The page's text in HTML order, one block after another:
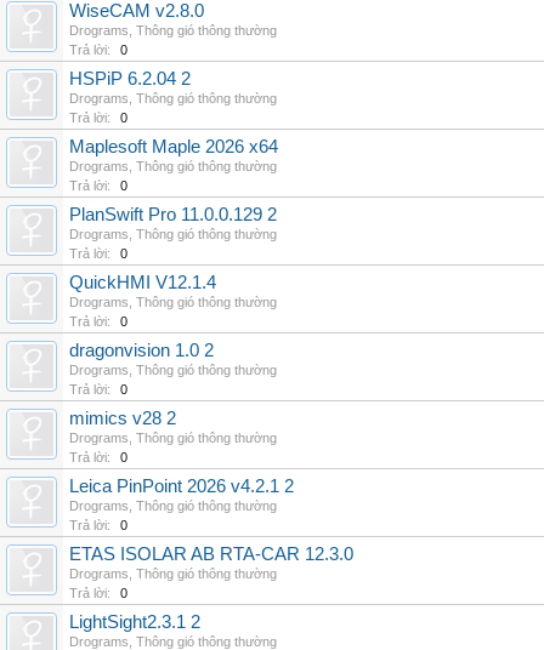
WiseCAM v2.8.0
Drograms Thông gió thông thường
Trả lời:
0
HSPiP 6.2.04 2
Drograms Thông gió thông thường
Trả lời:
0
Maplesoft Maple 2026 x64
Drograms Thông gió thông thường
Trả lời:
0
PlanSwift Pro 11.0.0.129 2
Drograms Thông gió thông thường
Trả lời:
0
QuickHMI V12.1.4
Drograms Thông gió thông thường
Trả lời:
0
dragonvision 1.0 2
Drograms Thông gió thông thường
Trả lời:
0
mimics v28 2
Drograms Thông gió thông thường
Trả lời:
0
Leica PinPoint 2026 v4.2.1 2
Drograms Thông gió thông thường
Trả lời:
0
ETAS ISOLAR AB RTA-CAR 12.3.0
Drograms Thông gió thông thường
Trả lời:
0
LightSight2.3.1 2
Drograms Thông gió thông thường